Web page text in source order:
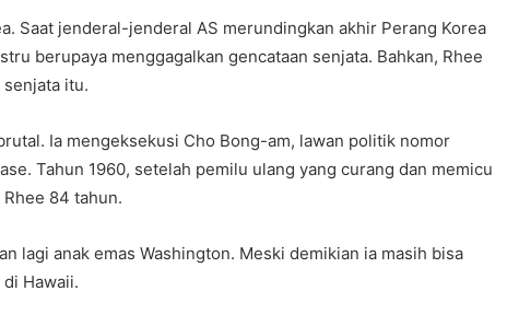
Saat jenderal-jenderal AS merundingkan akhir Perang Korea
berupaya menggagalkan gencataan senjata. Bahkan, Rhee
itu.
Ia mengeksekusi Cho Bong-am, lawan politik nomor
Tahun 1960, setelah pemilu ulang yang curang dan memicu
84 tahun.
lagi anak emas Washington. Meski demikian ia masih bisa
Hawaii.